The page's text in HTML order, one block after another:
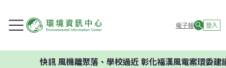
電子報 登入
風機離聚落、學校過近 彰化福漢風電案環委建議不應開發